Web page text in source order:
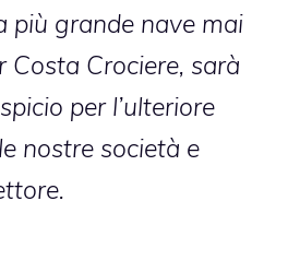
più grande nave mai
Costa Crociere, sarà
per l’ulteriore
nostre società e